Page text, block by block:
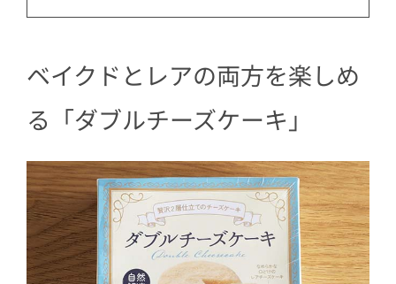
ベイクドとレアの両方を楽しめ
る「ダブルチーズケーキ」